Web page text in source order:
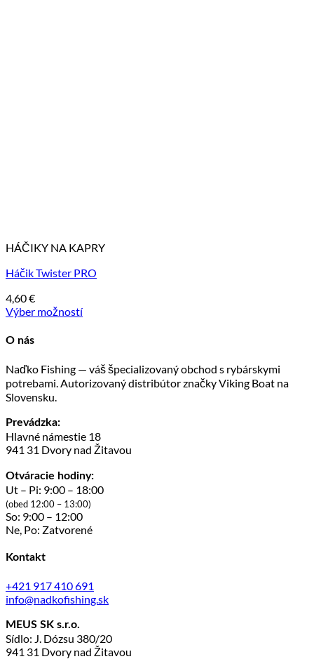
HÁČIKY NA KAPRY
Háčik Twister PRO
4,60€
Výber možností
produkt
viacero
variantov.
Možnosti
si
môžete
vybrať
na
produktu.
O nás
Naďko Fishing — váš špecializovaný obchod s rybárskymi
potrebami. Autorizovaný distribútor značky Viking Boat na
Slovensku.
Prevádzka:
Hlavné námestie 18
941 31 Dvory nad Žitavou
Otváracie hodiny:
Ut – Pi: 9:00 – 18:00
(obed 12:00 – 13:00)
So: 9:00 – 12:00
Ne, Po: Zatvorené
Kontakt
+421 917 410 691
info@nadkofishing.sk
MEUS SK s.r.o.
Sídlo: J. Dózsu 380/20
941 31 Dvory nad Žitavou